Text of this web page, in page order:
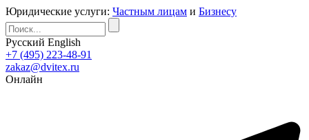
Юридические услуги: Частным лицам и Бизнесу
Русский English
+7 (495) 223-48-91
zakaz@dvitex.ru
Онлайн